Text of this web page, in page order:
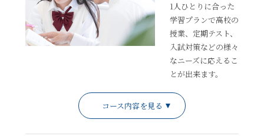
1人ひとりに合った
学習プランで高校の
授業、定期テスト、
入試対策などの様々
なニーズに応えるこ
とが出来ます。
コース内容を見る